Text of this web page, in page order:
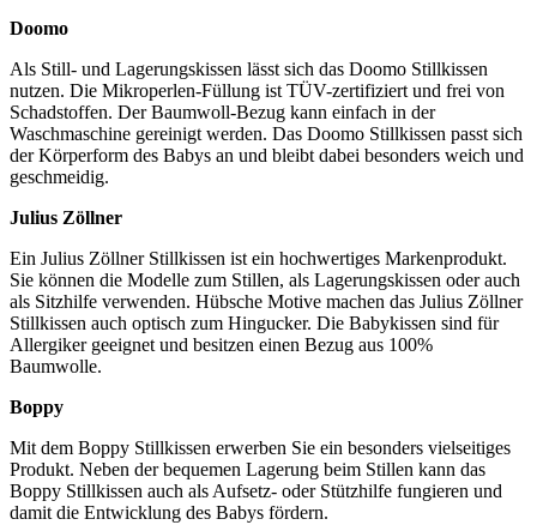
Doomo
Als Still- und Lagerungskissen lässt sich das Doomo Stillkissen
nutzen. Die Mikroperlen-Füllung ist TÜV-zertifiziert und frei von
Schadstoffen. Der Baumwoll-Bezug kann einfach in der
Waschmaschine gereinigt werden. Das Doomo Stillkissen passt sich
der Körperform des Babys an und bleibt dabei besonders weich und
geschmeidig.
Julius Zöllner
Ein Julius Zöllner Stillkissen ist ein hochwertiges Markenprodukt.
Sie können die Modelle zum Stillen, als Lagerungskissen oder auch
als Sitzhilfe verwenden. Hübsche Motive machen das Julius Zöllner
Stillkissen auch optisch zum Hingucker. Die Babykissen sind für
Allergiker geeignet und besitzen einen Bezug aus 100%
Baumwolle.
Boppy
Mit dem Boppy Stillkissen erwerben Sie ein besonders vielseitiges
Produkt. Neben der bequemen Lagerung beim Stillen kann das
Boppy Stillkissen auch als Aufsetz- oder Stützhilfe fungieren und
damit die Entwicklung des Babys fördern.